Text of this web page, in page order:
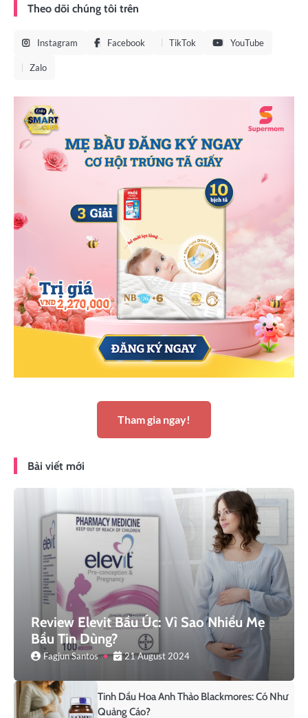
Theo dõi chúng tôi trên
Instagram Facebook TikTok YouTube
Zalo
Tham gia ngay!
Bài viết mới
Review Elevit Bầu Úc: Vì Sao Nhiều Mẹ
Bầu Tin Dùng?
Fagjun Santos 21 August 2024
Tinh Dầu Hoa Anh Thảo Blackmores: Có Như
Quảng Cáo?